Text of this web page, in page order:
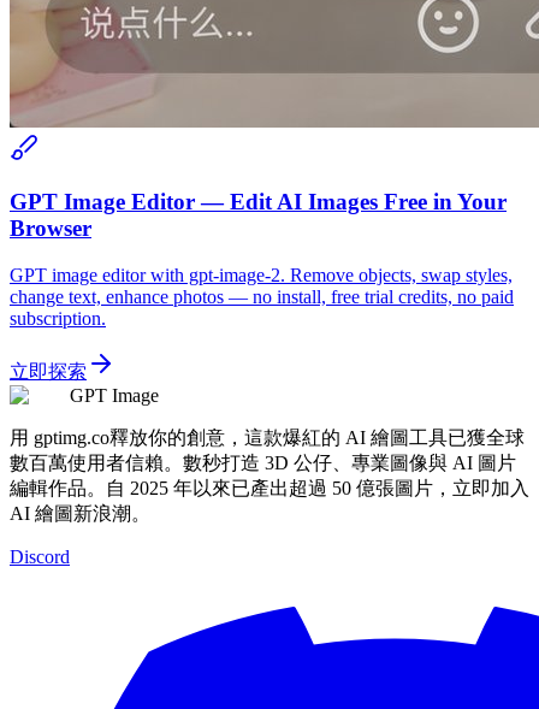
GPT Image Editor — Edit AI Images Free in Your
Browser
GPT image editor with gpt-image-2. Remove objects, swap styles,
change text, enhance photos — no install, free trial credits, no paid
subscription.
立即探索
GPT Image
用 gptimg.co釋放你的創意，這款爆紅的 AI 繪圖工具已獲全球
數百萬使用者信賴。數秒打造 3D 公仔、專業圖像與 AI 圖片
編輯作品。自 2025 年以來已產出超過 50 億張圖片，立即加入
AI 繪圖新浪潮。
Discord